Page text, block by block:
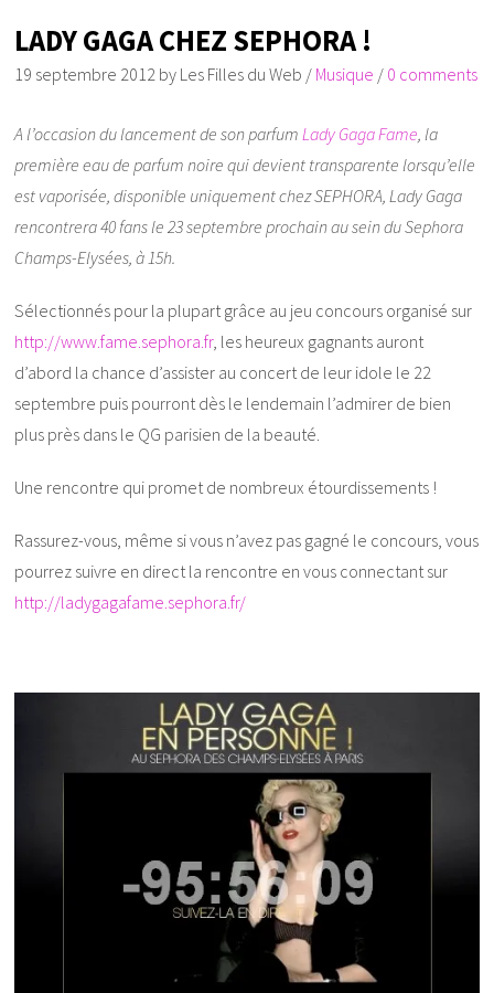
LADY GAGA CHEZ SEPHORA !
19 septembre 2012 by Les Filles du Web / Musique / 0 comments
A l’occasion du lancement de son parfum Lady Gaga Fame, la
première eau de parfum noire qui devient transparente lorsqu’elle
est vaporisée, disponible uniquement chez SEPHORA, Lady Gaga
rencontrera 40 fans le 23 septembre prochain au sein du Sephora
Champs-Elysées, à 15h.
Sélectionnés pour la plupart grâce au jeu concours organisé sur
http://www.fame.sephora.fr, les heureux gagnants auront
d’abord la chance d’assister au concert de leur idole le 22
septembre puis pourront dès le lendemain l’admirer de bien
plus près dans le QG parisien de la beauté.
Une rencontre qui promet de nombreux étourdissements !
Rassurez-vous, même si vous n’avez pas gagné le concours, vous
pourrez suivre en direct la rencontre en vous connectant sur
http://ladygagafame.sephora.fr/